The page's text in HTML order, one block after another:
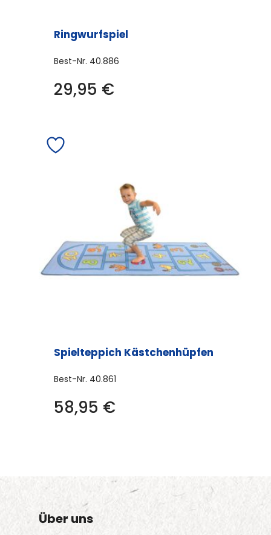
Ringwurfspiel
Best-Nr. 40.886
29,95 €
Spielteppich Kästchenhüpfen
Best-Nr. 40.861
58,95 €
Über uns